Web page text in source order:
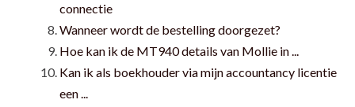
connectie
Wanneer wordt de bestelling doorgezet?
Hoe kan ik de MT940 details van Mollie in ...
Kan ik als boekhouder via mijn accountancy licentie
een ...